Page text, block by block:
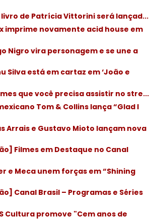
livro de Patrícia Vittorini será lançad...
imprime novamente acid house em
Nigro vira personagem e se une a
Silva está em cartaz em ‘João e
que você precisa assistir no stre...
Tom & Collins lança “Glad I
Arrais e Gustavo Mioto lançam nova
Filmes em Destaque no Canal
e Meca unem forças em “Shining
Canal Brasil – Programas e Séries
Cultura promove "Cem anos de